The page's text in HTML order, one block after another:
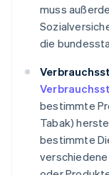
muss
die
bestimmte
Tabak)
bestimmte